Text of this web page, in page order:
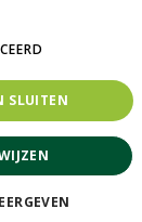
Limburg
Vlodrop
huisjes
Limburg
Roermond
policy| Algemene
SLUITEN